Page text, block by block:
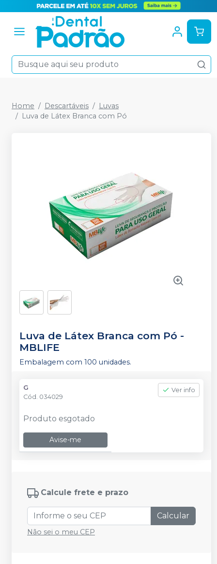
Home Descartáveis
Luvas
Luva de Látex Branca com Pó
Luva de Látex Branca com Pó -
MBLIFE
Embalagem com 100 unidades.
G
Cód. 034029
Ver info
Produto esgotado
Avise-me
Calcule frete e prazo
Calcular
Não sei o meu CEP